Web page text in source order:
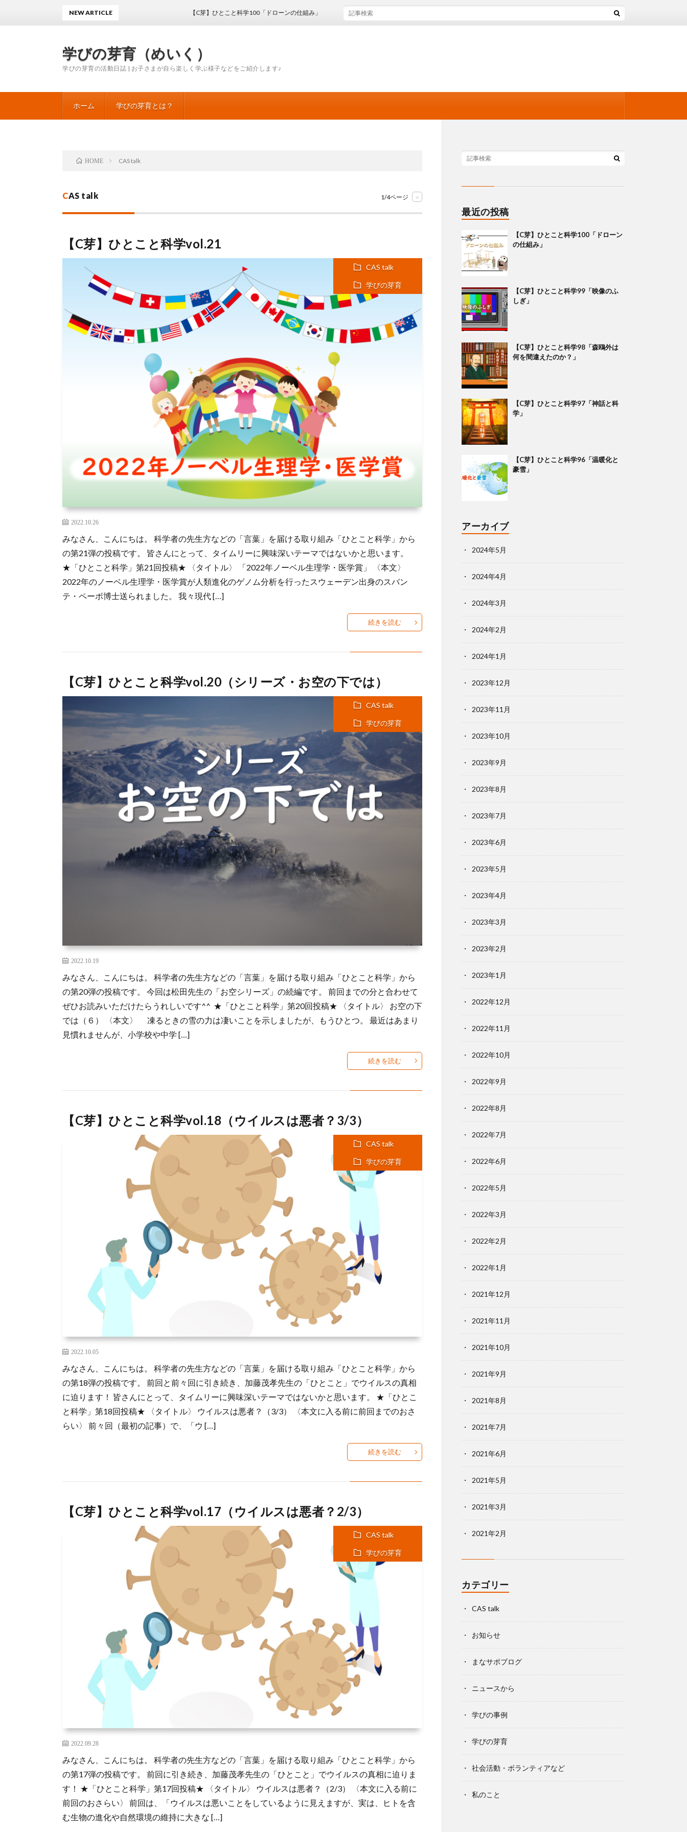
学びの芽育（めいく）
学びの芽育の活動日誌 | お子さまが自ら楽しく学ぶ様子などをご紹介します♪
ホーム 学びの芽育とは？
NEW ARTICLE 【C芽】ひとこと科学100「ドローンの仕組み」
HOME CAS talk
CAS talk 1/4ページ >
【C芽】ひとこと科学vol.21
CAS talk
学びの芽育
2022.10.26
みなさん、こんにちは。 科学者の先生方などの「言葉」を届ける取り組み「ひとこと科学」から
の第21弾の投稿です。 皆さんにとって、タイムリーに興味深いテーマではないかと思います。
★「ひとこと科学」第21回投稿★ 〈タイトル〉 「2022年ノーベル生理学・医学賞」 〈本文〉
2022年のノーベル生理学・医学賞が人類進化のゲノム分析を行ったスウェーデン出身のスバン
テ・ペーボ博士送られました。 我々現代 […]
続きを読む
【C芽】ひとこと科学vol.20（シリーズ・お空の下では）
CAS talk
学びの芽育
2022.10.19
みなさん、こんにちは。 科学者の先生方などの「言葉」を届ける取り組み「ひとこと科学」から
の第20弾の投稿です。 今回は松田先生の「お空シリーズ」の続編です。 前回までの分と合わせて
ぜひお読みいただけたらうれしいです^^ ★「ひとこと科学」第20回投稿★ 〈タイトル〉 お空の下
では（６） 〈本文〉 凍るときの雪の力は凄いことを示しましたが、もうひとつ。 最近はあまり
見慣れませんが、小学校や中学 […]
続きを読む
【C芽】ひとこと科学vol.18（ウイルスは悪者？3/3）
CAS talk
学びの芽育
2022.10.05
みなさん、こんにちは。 科学者の先生方などの「言葉」を届ける取り組み「ひとこと科学」から
の第18弾の投稿です。 前回と前々回に引き続き、加藤茂孝先生の「ひとこと」でウイルスの真相
に迫ります！ 皆さんにとって、タイムリーに興味深いテーマではないかと思います。 ★「ひとこ
と科学」第18回投稿★ 〈タイトル〉 ウイルスは悪者？（3/3） 〈本文に入る前に前回までのおさ
らい〉 前々回（最初の記事）で、「ウ […]
続きを読む
【C芽】ひとこと科学vol.17（ウイルスは悪者？2/3）
CAS talk
学びの芽育
2022.09.28
みなさん、こんにちは。 科学者の先生方などの「言葉」を届ける取り組み「ひとこと科学」から
の第17弾の投稿です。 前回に引き続き、加藤茂孝先生の「ひとこと」でウイルスの真相に迫りま
す！ ★「ひとこと科学」第17回投稿★ 〈タイトル〉 ウイルスは悪者？（2/3） 〈本文に入る前に
前回のおさらい〉 前回は、「ウイルスは悪いことをしているように見えますが、実は、ヒトを含
む生物の進化や自然環境の維持に大きな […]
最近の投稿
【C芽】ひとこと科学100「ドローン
の仕組み」
【C芽】ひとこと科学99「映像のふ
しぎ」
【C芽】ひとこと科学98「森鴎外は
何を間違えたのか？」
【C芽】ひとこと科学97「神話と科
学」
【C芽】ひとこと科学96「温暖化と
豪雪」
アーカイブ
2024年5月
2024年4月
2024年3月
2024年2月
2024年1月
2023年12月
2023年11月
2023年10月
2023年9月
2023年8月
2023年7月
2023年6月
2023年5月
2023年4月
2023年3月
2023年2月
2023年1月
2022年12月
2022年11月
2022年10月
2022年9月
2022年8月
2022年7月
2022年6月
2022年5月
2022年3月
2022年2月
2022年1月
2021年12月
2021年11月
2021年10月
2021年9月
2021年8月
2021年7月
2021年6月
2021年5月
2021年3月
2021年2月
カテゴリー
CAS talk
お知らせ
まなサポブログ
ニュースから
学びの事例
学びの芽育
社会活動・ボランティアなど
私のこと